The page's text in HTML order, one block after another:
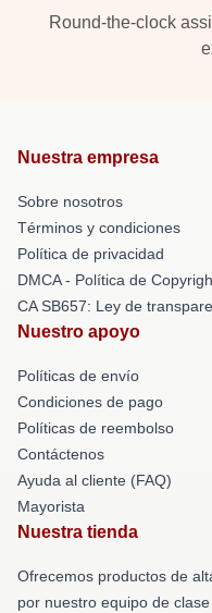
Round-the-clock
Nuestra empresa
Sobre nosotros
Términos y condiciones
Política de privacidad
DMCA - Política de
CA SB657: Ley de
Nuestro apoyo
Políticas de envío
Condiciones de pago
Políticas de reembolso
Contáctenos
Ayuda al cliente (FAQ)
Mayorista
Nuestra tienda
Ofrecemos productos de
por nuestro equipo de